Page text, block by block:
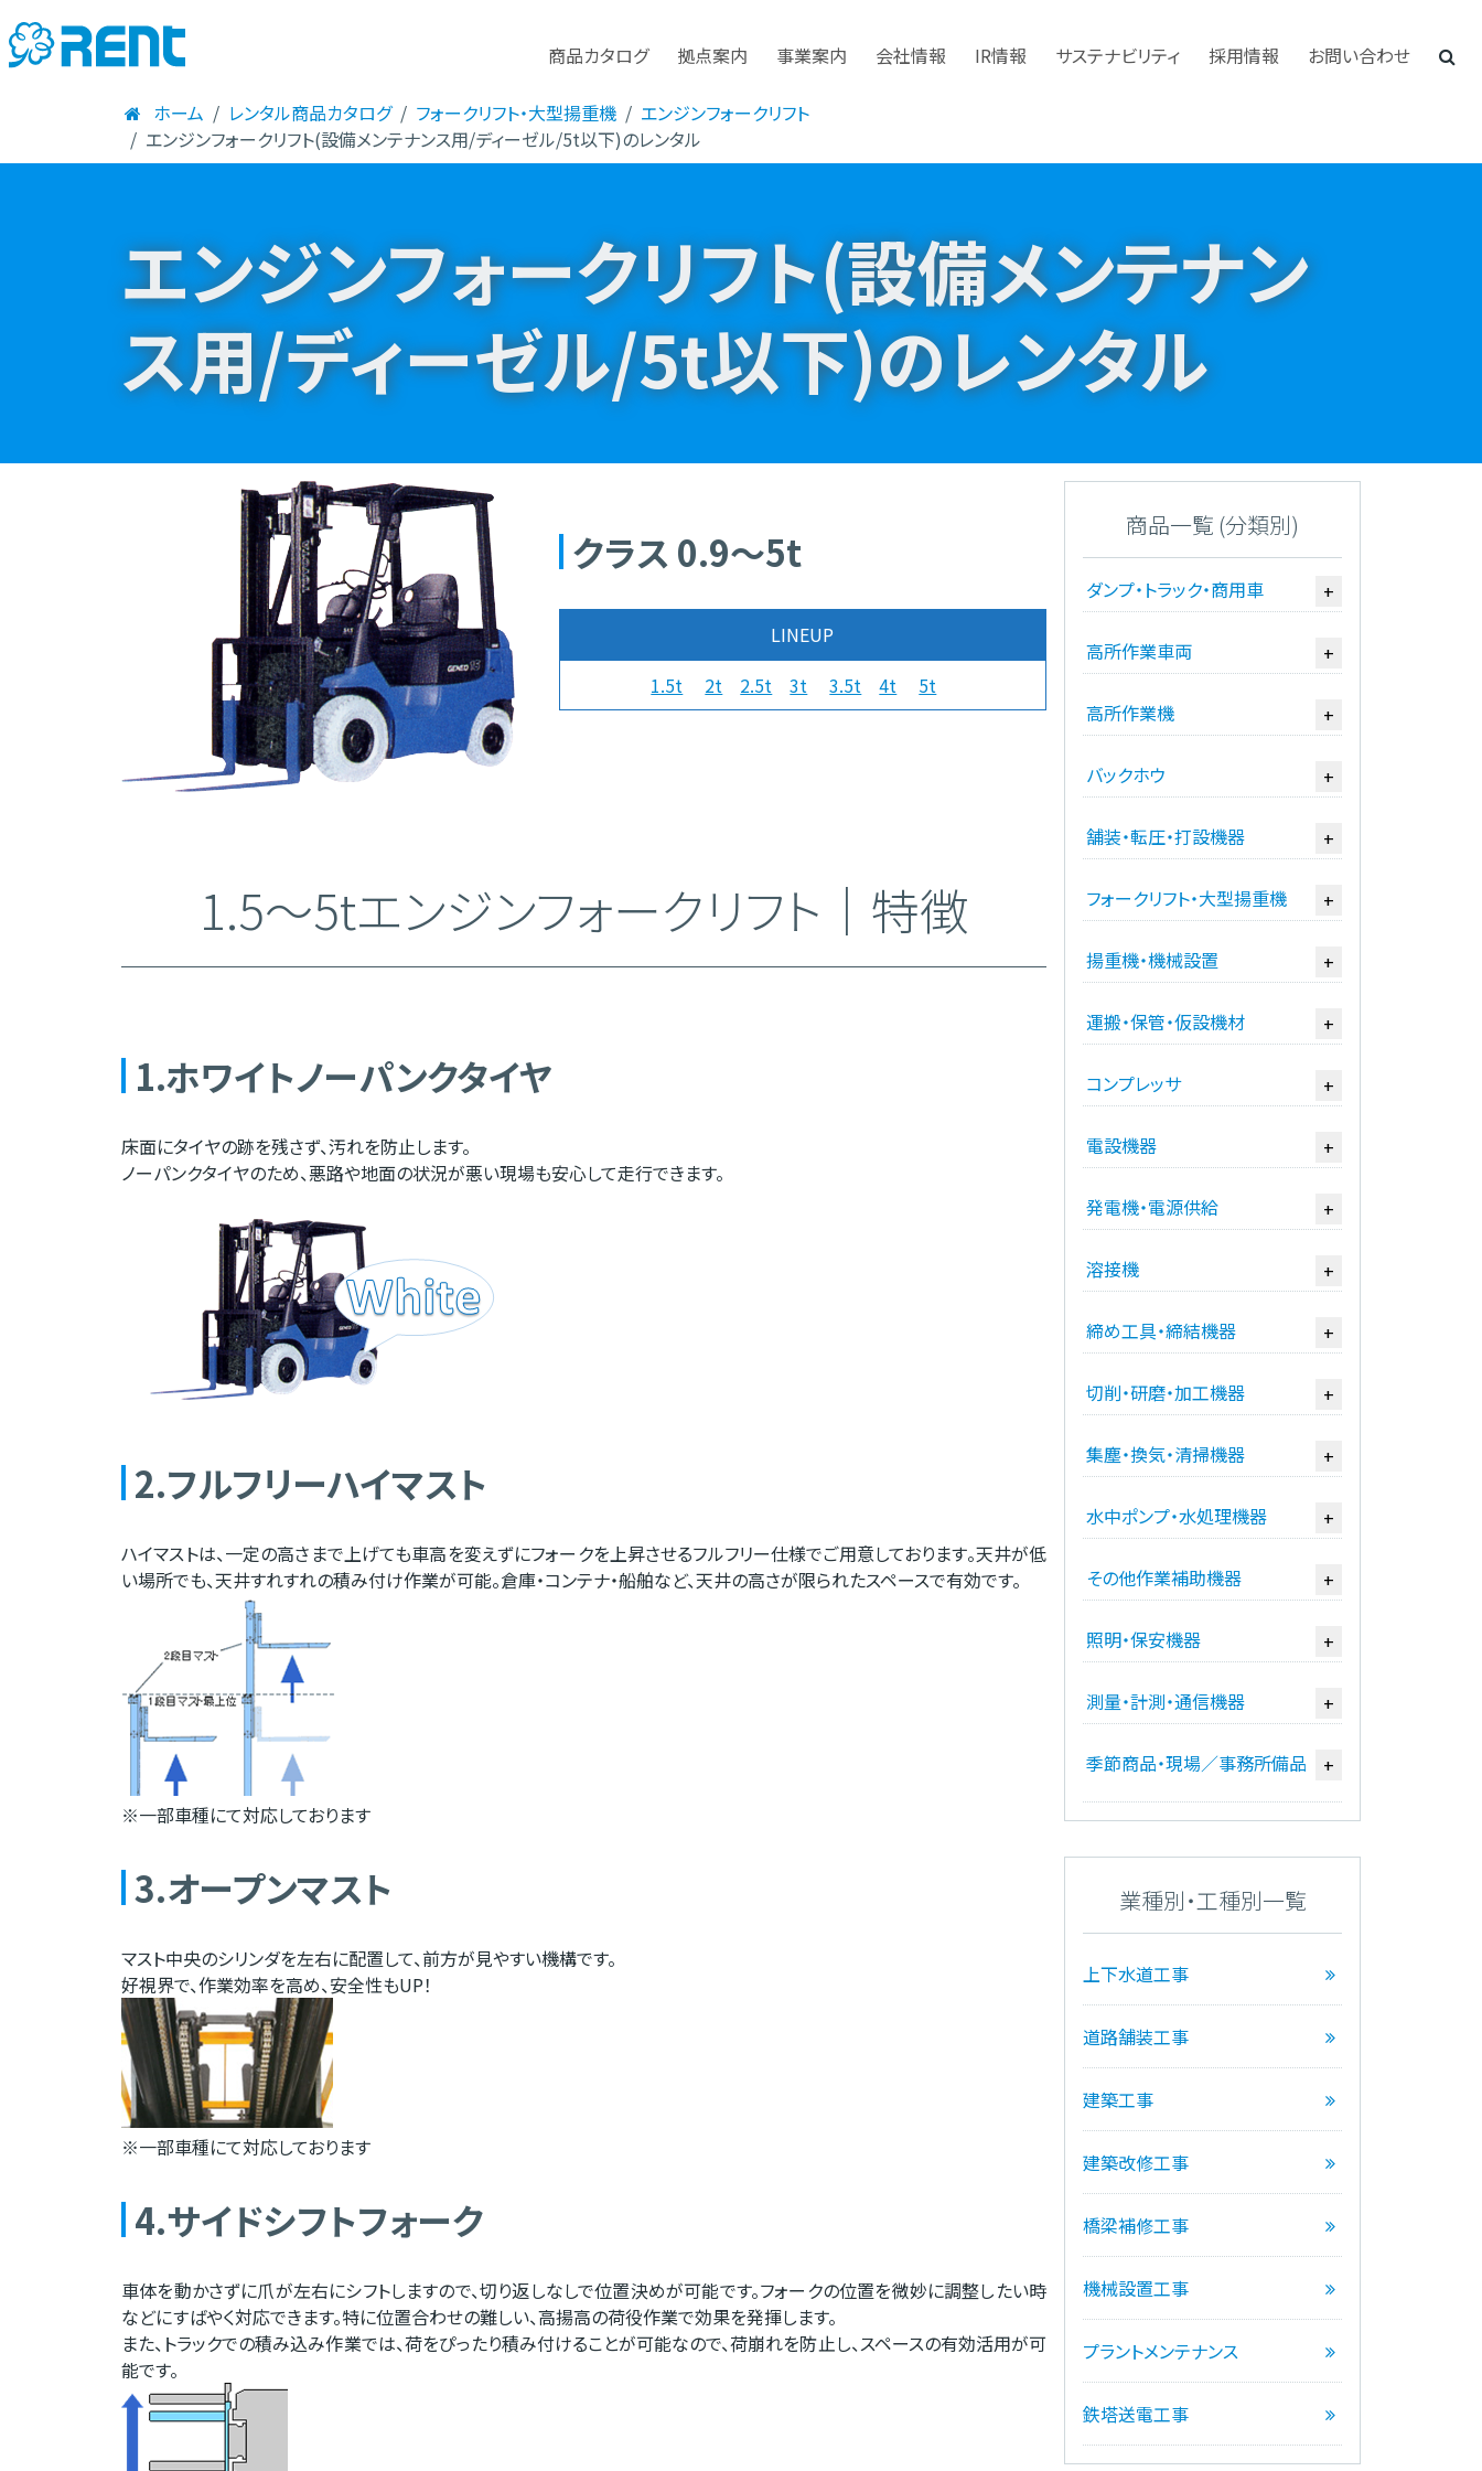
商品カタログ 拠点案内 事業案内 会社情報 IR情報 サステナビリティ 採用情報 お問い合わせ
ホーム レンタル商品カタログ フォークリフト・大型揚重機
エンジンフォークリフト
エンジンフォークリフト(設備メンテナンス用/ディーゼル/5t以下)のレンタル
エンジンフォークリフト(設備メンテナン
ス用/ディーゼル/5t以下)のレンタル
クラス 0.9～5t
LINEUP
1.5t
2t 2.5t 3t 3.5t 4t 5t
1.5～5tエンジンフォークリフト｜特徴
1.ホワイトノーパンクタイヤ
床面にタイヤの跡を残さず、汚れを防止します。
ノーパンクタイヤのため、悪路や地面の状況が悪い現場も安心して走行できます。
2.フルフリーハイマスト
ハイマストは、一定の高さまで上げても車高を変えずにフォークを上昇させるフルフリー仕様でご用意しております。天井が低
い場所でも、天井すれすれの積み付け作業が可能。倉庫・コンテナ・船舶など、天井の高さが限られたスペースで有効です。
※一部車種にて対応しております
3.オープンマスト
マスト中央のシリンダを左右に配置して、前方が見やすい機構です。
好視界で、作業効率を高め、安全性もUP！
※一部車種にて対応しております
4.サイドシフトフォーク
車体を動かさずに爪が左右にシフトしますので、切り返しなしで位置決めが可能です。フォークの位置を微妙に調整したい時
などにすばやく対応できます。特に位置合わせの難しい、高揚高の荷役作業で効果を発揮します。
また、トラックでの積み込み作業では、荷をぴったり積み付けることが可能なので、荷崩れを防止し、スペースの有効活用が可
能です。
商品一覧 (分類別)
ダンプ・トラック・商用車 +
高所作業車両 +
高所作業機 +
バックホウ +
舗装・転圧・打設機器 +
フォークリフト・大型揚重機 +
揚重機・機械設置 +
運搬・保管・仮設機材 +
コンプレッサ +
電設機器 +
発電機・電源供給 +
溶接機 +
締め工具・締結機器 +
切削・研磨・加工機器 +
集塵・換気・清掃機器 +
水中ポンプ・水処理機器 +
その他作業補助機器 +
照明・保安機器 +
測量・計測・通信機器 +
季節商品・現場／事務所備品 +
業種別・工種別一覧
上下水道工事
道路舗装工事
建築工事
建築改修工事
橋梁補修工事
機械設置工事
プラントメンテナンス
鉄塔送電工事